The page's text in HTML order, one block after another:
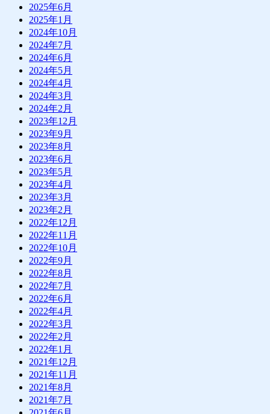
2025年6月
2025年1月
2024年10月
2024年7月
2024年6月
2024年5月
2024年4月
2024年3月
2024年2月
2023年12月
2023年9月
2023年8月
2023年6月
2023年5月
2023年4月
2023年3月
2023年2月
2022年12月
2022年11月
2022年10月
2022年9月
2022年8月
2022年7月
2022年6月
2022年4月
2022年3月
2022年2月
2022年1月
2021年12月
2021年11月
2021年8月
2021年7月